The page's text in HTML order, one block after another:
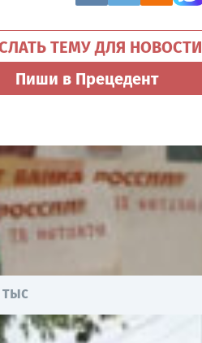
ТЕМУ ДЛЯ НОВОСТИ
Пиши в Прецедент